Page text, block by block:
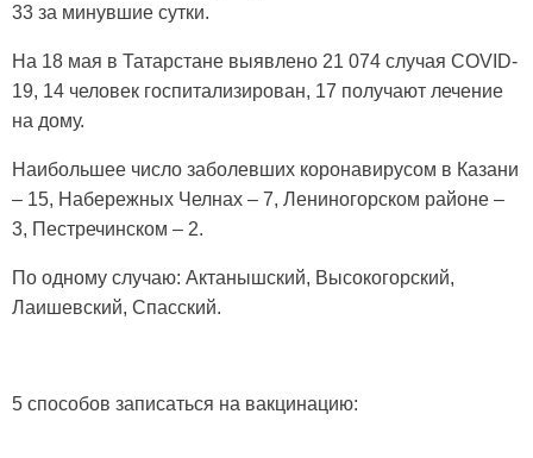
33 за минувшие сутки.
На 18 мая в Татарстане выявлено 21 074 случая COVID-
19, 14 человек госпитализирован, 17 получают лечение
на дому.
Наибольшее число заболевших коронавирусом в Казани
– 15, Набережных Челнах – 7, Лениногорском районе –
3, Пестречинском – 2.
По одному случаю: Актанышский, Высокогорский,
Лаишевский, Спасский.
5 способов записаться на вакцинацию: